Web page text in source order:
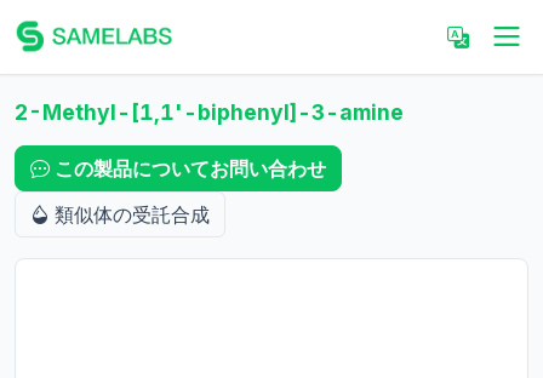
2-Methyl-[1,1'-biphenyl]-3-amine
この製品についてお問い合わせ
類似体の受託合成